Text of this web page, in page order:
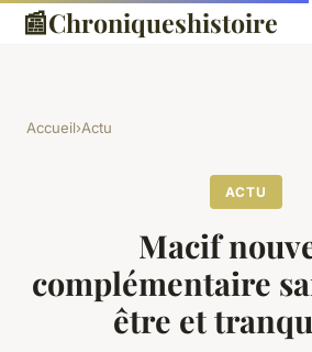
📰Chroniqueshistoire
Accueil›Actu
ACTU
Macif
complémentaire
être et